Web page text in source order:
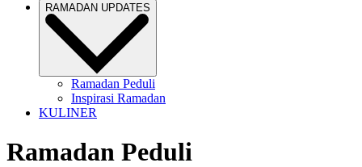
RAMADAN UPDATES
Ramadan Peduli
Inspirasi Ramadan
KULINER
Ramadan Peduli